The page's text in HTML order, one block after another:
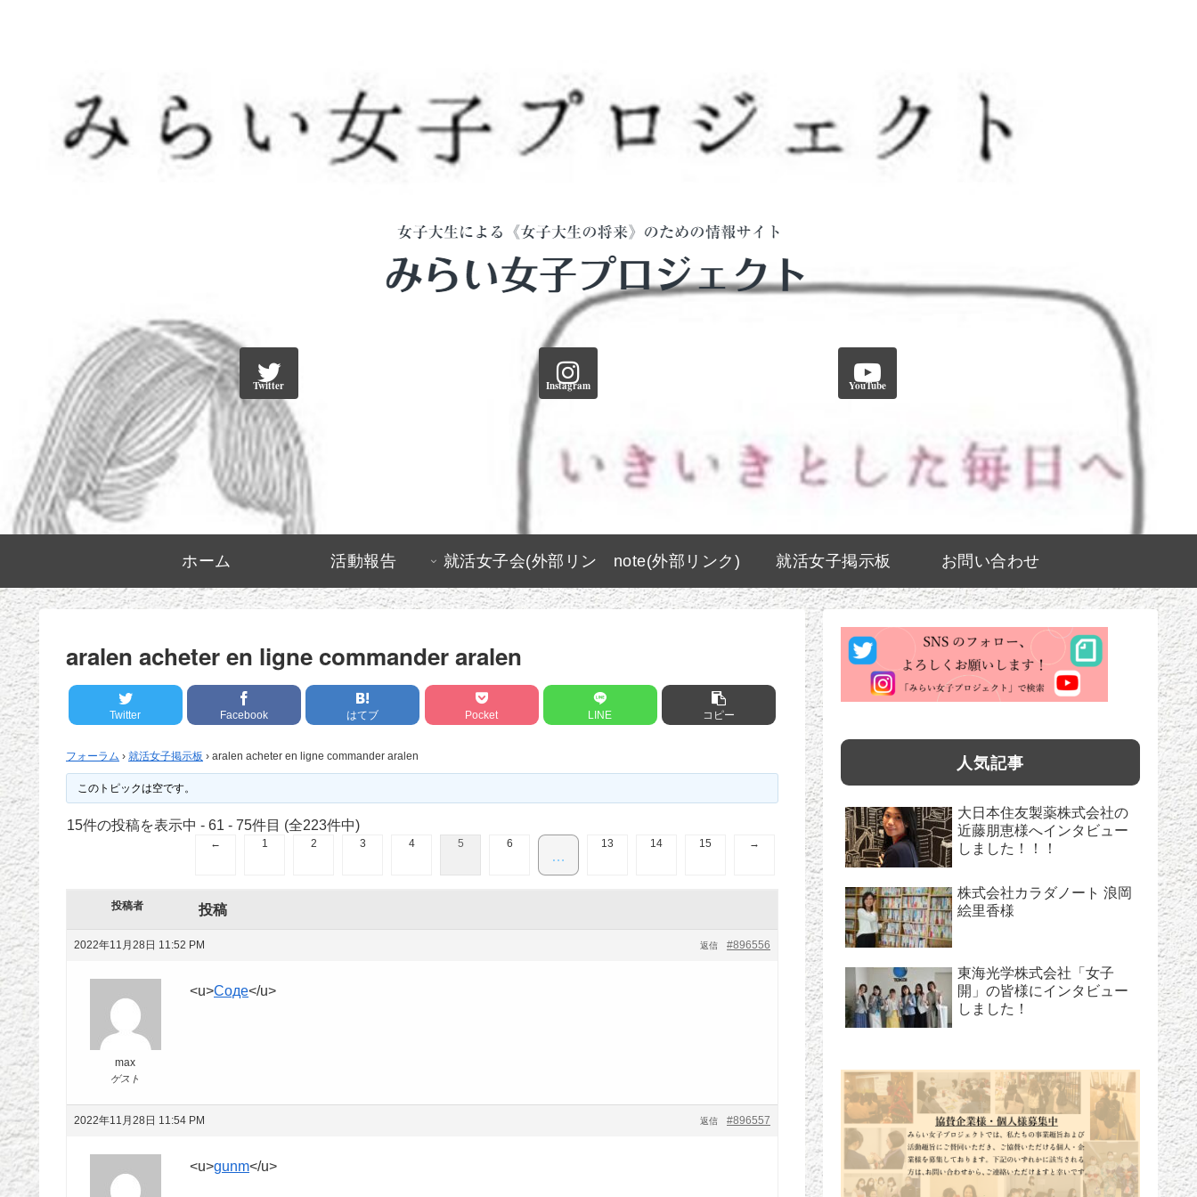
Twitter Instagram YouTube
ホーム 活動報告 就活女子会(外部リン
ク)
note(外部リンク) 就活女子掲示板 お問い合わせ
aralen acheter en ligne commander aralen
Twitter Facebook はてブ Pocket LINE コピー
フォーラム › 就活女子掲示板 › aralen acheter en ligne commander aralen
このトピックは空です。
15件の投稿を表示中 - 61 - 75件目 (全223件中)
← 1 2 3 4 5 6
…
13 14 15 →
投稿者 投稿
2022年11月28日 11:52 PM #896556
返信
max
ゲスト
<u>Соде</u>
2022年11月28日 11:54 PM #896557
返信
<u>gunm</u>
人気記事
大日本住友製薬株式会社の
近藤朋恵様へインタビュー
しました！！！
株式会社カラダノート 浪岡
絵里香様
東海光学株式会社「女子
開」の皆様にインタビュー
しました！